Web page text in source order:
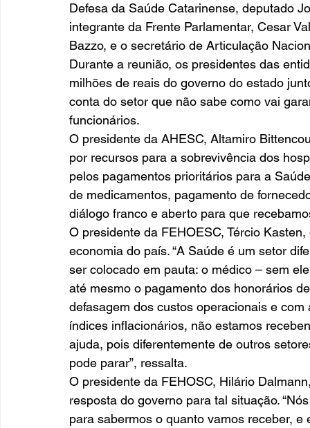
Defesa da Saúde Catarinense, deputado
integrante da Frente Parlamentar, Cesar
Bazzo, e o secretário de Articulação
Durante a reunião, os presidentes das
milhões de reais do governo do estado
conta do setor que não sabe como vai
funcionários.
O presidente da AHESC, Altamiro
por recursos para a sobrevivência dos
pelos pagamentos prioritários para a
de medicamentos, pagamento de
diálogo franco e aberto para que
O presidente da FEHOESC, Tércio
economia do país. “A Saúde é um setor
ser colocado em pauta: o médico – sem
até mesmo o pagamento dos honorários
defasagem dos custos operacionais e
índices inflacionários, não estamos
ajuda, pois diferentemente de outros
pode parar”, ressalta.
O presidente da FEHOSC, Hilário
resposta do governo para tal situação.
para sabermos o quanto vamos receber,